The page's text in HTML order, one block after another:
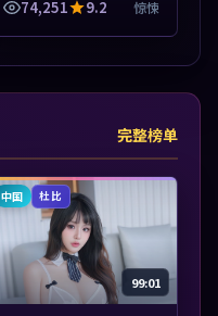
海外佳作并陈，免费在线
凑，值得加入...
74,251 9.2 惊悚
完整榜单
中国 杜比
99:01